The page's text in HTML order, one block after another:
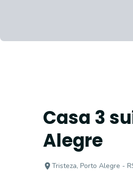
Casa 3
Alegre
Tristeza, Porto Alegre -